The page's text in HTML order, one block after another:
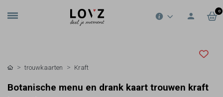
0
trouwkaarten Kraft
Botanische menu en drank kaart trouwen kraft